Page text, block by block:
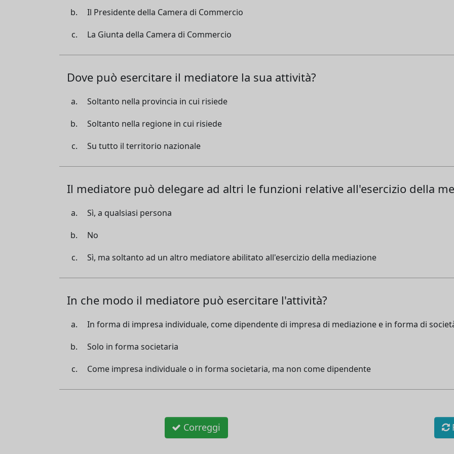
Il Presidente della Camera di Commercio
La Giunta della Camera di Commercio
Dove può esercitare il mediatore la sua attività?
Soltanto nella provincia in cui risiede
Soltanto nella regione in cui risiede
Su tutto il territorio nazionale
Il mediatore può delegare ad altri le funzioni relative all'esercizio della
Sì, a qualsiasi persona
No
Sì, ma soltanto ad un altro mediatore abilitato all'esercizio della mediazione
In che modo il mediatore può esercitare l'attività?
In forma di impresa individuale, come dipendente di impresa di mediazione e in forma di
Solo in forma societaria
Come impresa individuale o in forma societaria, ma non come dipendente
Correggi